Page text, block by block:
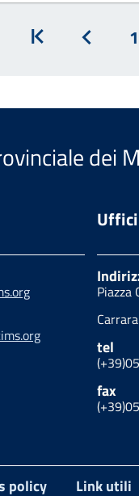
1
dei
Uffici
Piazza
Carrara
tel
fax
policy Link utili